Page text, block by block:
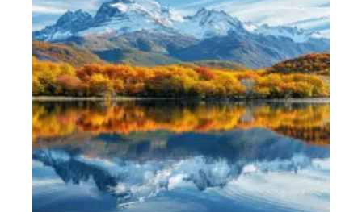
Couleurs recommandées
pour une tenue en forêt
Recherche
Au coeur de l'actu